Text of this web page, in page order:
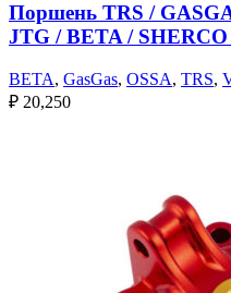
Поршень TRS /
JTG / BETA / SHERCO
BETA, GasGas, OSSA, TRS,
₽ 20,250